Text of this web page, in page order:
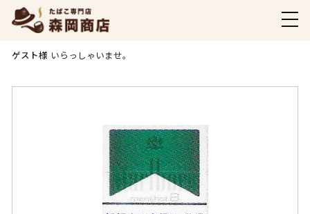
ゲスト様 いらっしゃいませ。
商品ご購入ページ